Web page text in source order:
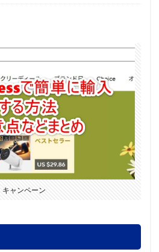
キャンペーン